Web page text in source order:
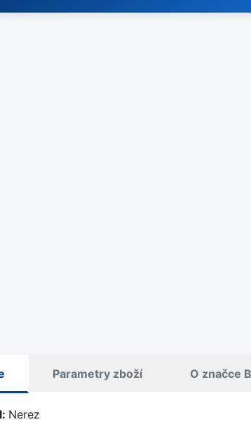
Parametry zboží O značce
Nerez